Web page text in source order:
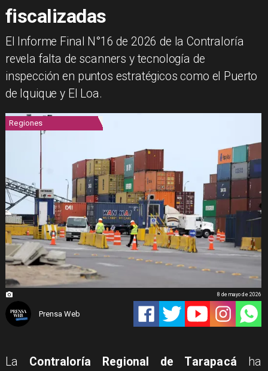
fiscalizadas
El Informe Final N°16 de 2026 de la Contraloría
revela falta de scanners y tecnología de
inspección en puntos estratégicos como el Puerto
de Iquique y El Loa.
Regiones
Prensa Web
8 de mayo de 2026
La Contraloría Regional de Tarapacá ha